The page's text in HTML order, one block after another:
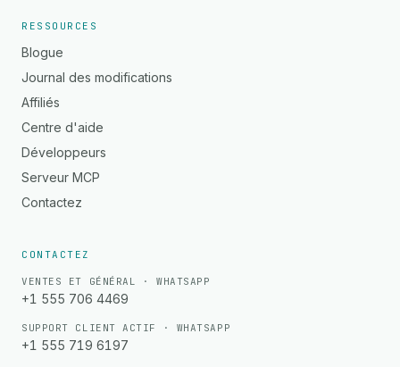
RESSOURCES
Blogue
Journal des modifications
Affiliés
Centre d'aide
Développeurs
Serveur MCP
Contactez
CONTACTEZ
VENTES ET GÉNÉRAL · WHATSAPP
+1 555 706 4469
SUPPORT CLIENT ACTIF · WHATSAPP
+1 555 719 6197